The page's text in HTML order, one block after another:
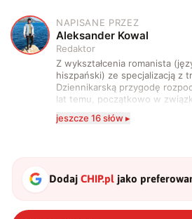
A
NAPISANE PRZEZ
Aleksander Kowal
Redaktor
Z wykształcenia romanista
hiszpański) ze specjalizacją z
Dziennikarską przygodę
lat temu, początkowo w
komputerowych i filmów.
zdecydowanie częściej na
także uprawiać oraz oglądać
jeszcze 16 słów ▸
DodajCHIP.pl jako